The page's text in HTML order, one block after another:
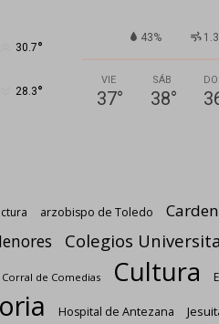
30.7°
28.3°
43%
VIE
37°
SÁB
38°
arzobispo de Toledo
Colegios
Corral de Comedias Cultura
Hospital de Antezana